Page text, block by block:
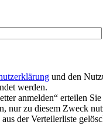
und den
werden.
anmel­den“ ertei­len
nur zu die­sem Zweck
der Ver­tei­ler­lis­te